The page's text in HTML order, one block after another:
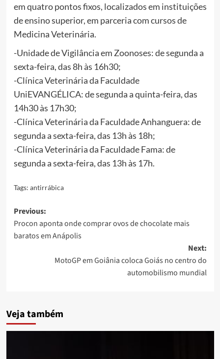
em quatro pontos fixos, localizados em instituições
de ensino superior, em parceria com cursos de
Medicina Veterinária.
-Unidade de Vigilância em Zoonoses: de segunda a
sexta-feira, das 8h às 16h30;
-Clínica Veterinária da Faculdade
UniEVANGÉLICA: de segunda a quinta-feira, das
14h30 às 17h30;
-Clínica Veterinária da Faculdade Anhanguera: de
segunda a sexta-feira, das 13h às 18h;
-Clínica Veterinária da Faculdade Fama: de
segunda a sexta-feira, das 13h às 17h.
Tags: antirrábica
Post
navigation
Previous:
Procon aponta onde comprar ovos de chocolate mais
baratos em Anápolis
Next:
MotoGP em Goiânia coloca Goiás no centro do
automobilismo mundial
Veja também